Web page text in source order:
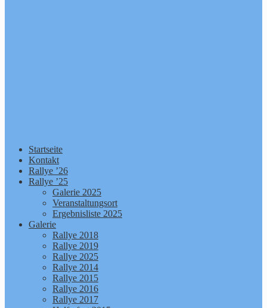
Startseite
Kontakt
Rallye ’26
Rallye ’25
Galerie 2025
Veranstaltungsort
Ergebnisliste 2025
Galerie
Rallye 2018
Rallye 2019
Rallye 2025
Rallye 2014
Rallye 2015
Rallye 2016
Rallye 2017